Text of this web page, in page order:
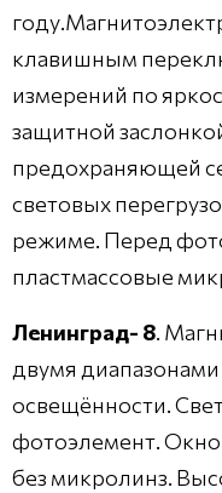
клавишным
измерений по
защитной
предохраняющей
световых
режиме. Перед
пластмассовые
Ленинград- 8.
двумя
освещённости.
фотоэлемент.
без микролинз.